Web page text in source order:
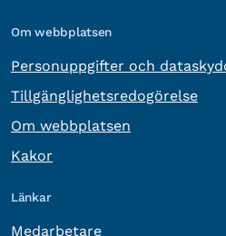
Om webbplatsen
Personuppgifter och
Tillgänglighetsredogörelse
Om webbplatsen
Kakor
Länkar
Medarbetare